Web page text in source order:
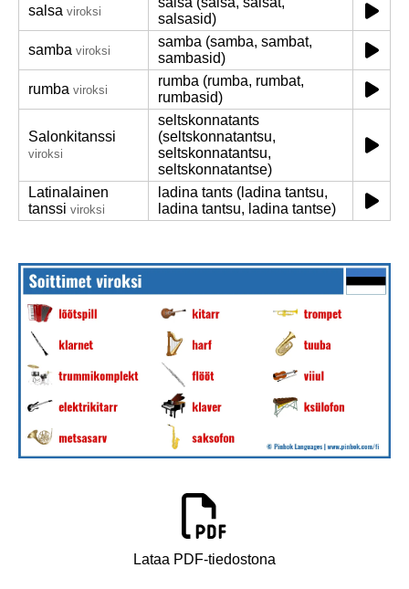
salsa viroksi
salsasid)
samba viroksi
samba (samba, sambat,
sambasid)
rumba viroksi
rumba (rumba, rumbat,
rumbasid)
Salonkitanssi
viroksi
seltskonnatants
(seltskonnatantsu,
seltskonnatantsu,
seltskonnatantse)
Latinalainen
tanssi viroksi
ladina tants (ladina tantsu,
ladina tantsu, ladina tantse)
Lataa PDF-tiedostona